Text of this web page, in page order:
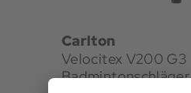
Carlton
Velocitex V200 G3
Badmintonschläger